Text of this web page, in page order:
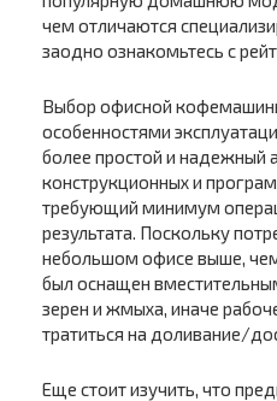
чем отличаются
заодно ознакомьтесь с
Выбор офисной
особенностями
более простой и надежный
конструкционных и
требующий минимум
результата. Поскольку
небольшом офисе выше,
был оснащен
зерен и жмыха, иначе
тратиться на доливание/
Еще стоит изучить, что